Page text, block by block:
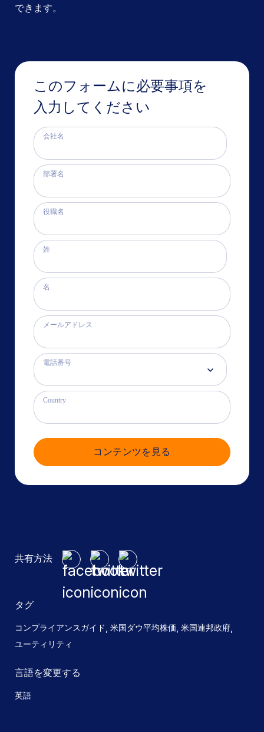
このフォームに必要事項を
入力してください
会社名
部署名
役職名
姓
名
メールアドレス
電話番号
Country
コンテンツを見る
共有方法
タグ
コンプライアンスガイド, 米国ダウ平均株価, 米国連邦政府,
ユーティリティ
言語を変更する
英語
できます。